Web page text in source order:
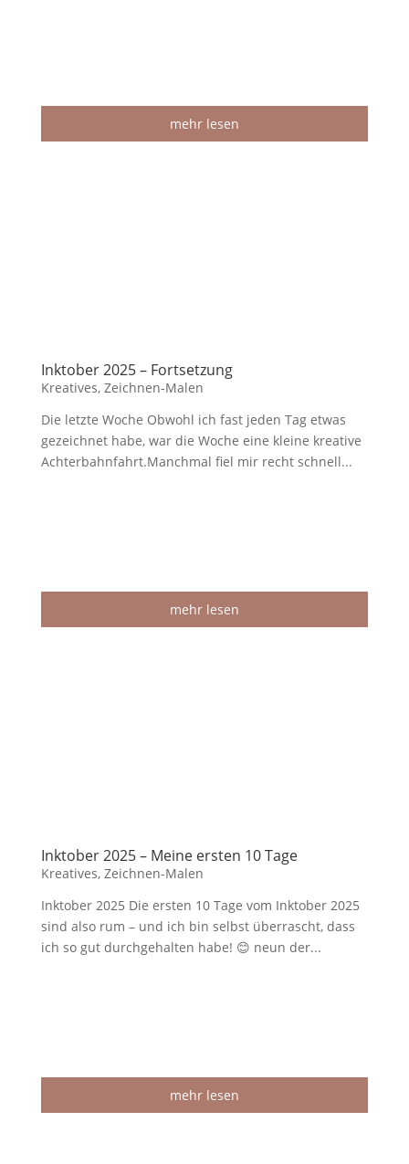
mehr lesen
Inktober 2025 – Fortsetzung
Kreatives, Zeichnen-Malen
Die letzte Woche Obwohl ich fast jeden Tag etwas
gezeichnet habe, war die Woche eine kleine kreative
Achterbahnfahrt.Manchmal fiel mir recht schnell...
mehr lesen
Inktober 2025 – Meine ersten 10 Tage
Kreatives, Zeichnen-Malen
Inktober 2025 Die ersten 10 Tage vom Inktober 2025
sind also rum – und ich bin selbst überrascht, dass
ich so gut durchgehalten habe! 😊 neun der...
mehr lesen